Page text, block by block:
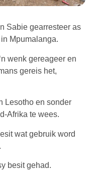
Sabie gearresteer as
Mpumalanga.
wenk gereageer en
gereis het,
Lesotho en sonder
Afrika te wees.
wat gebruik word
besit gehad.